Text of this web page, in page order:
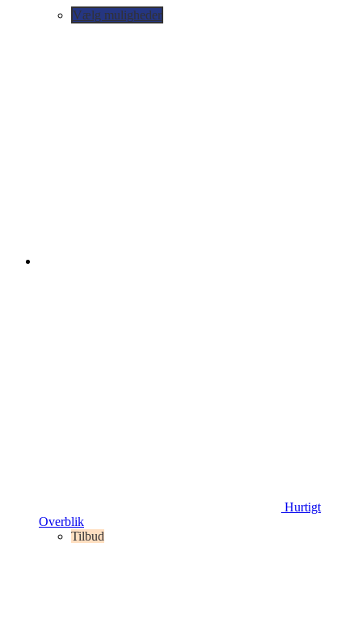
Vælg muligheder
Hurtigt
Overblik
Tilbud